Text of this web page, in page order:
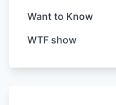
Want to Know
WTF show